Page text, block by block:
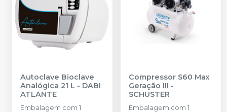
Autoclave Bioclave
Analógica 21 L - DABI
ATLANTE
Embalagem com 1
Compressor S60 Max
Geração III -
SCHUSTER
Embalagem com 1